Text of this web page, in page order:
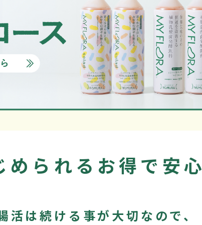
められるお得で安
活は続ける事が大切なので、